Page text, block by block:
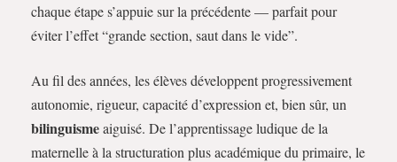
chaque étape s’appuie sur la précédente — parfait pour
éviter l’effet “grande section, saut dans le vide”.
Au fil des années, les élèves développent progressivement
autonomie, rigueur, capacité d’expression et, bien sûr, un
bilinguismeaiguisé. De l’apprentissage ludique de la
maternelle à la structuration plus académique du primaire, le